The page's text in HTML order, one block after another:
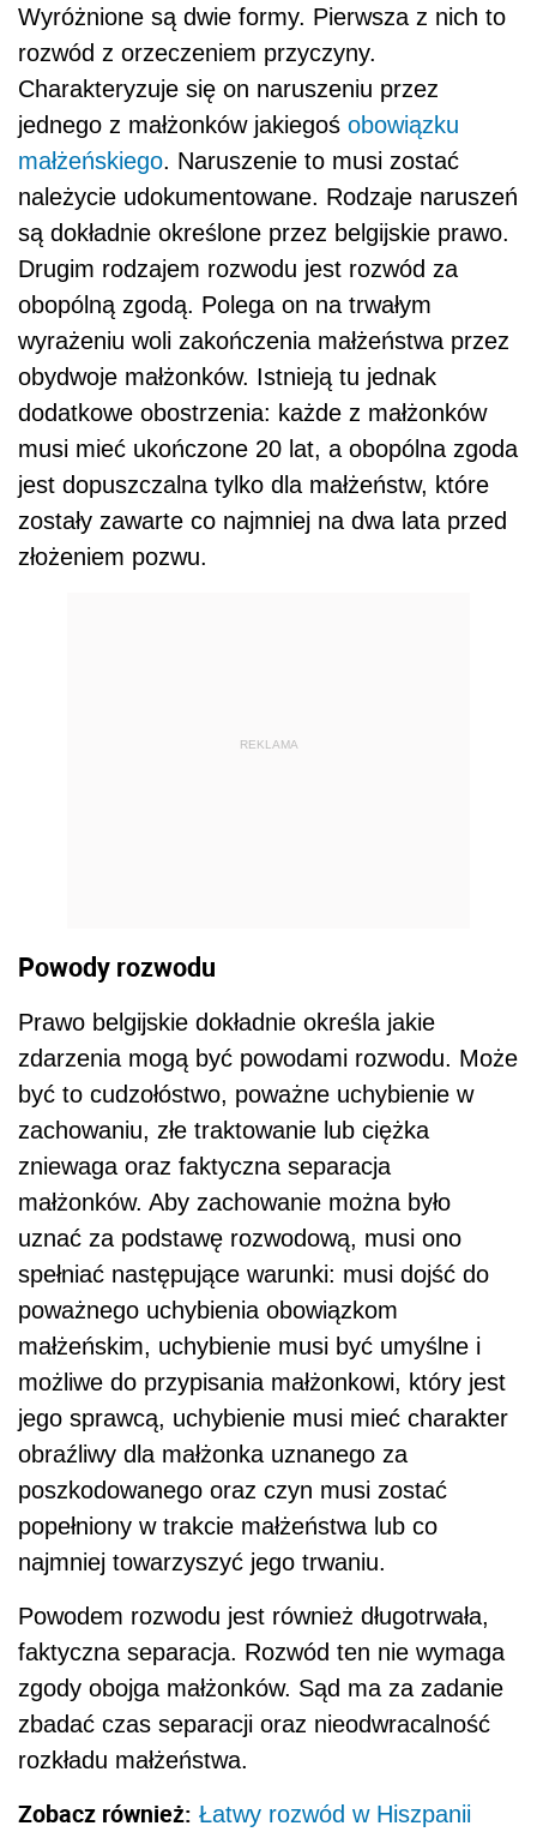
Wyróżnione są dwie formy. Pierwsza z nich to
rozwód z orzeczeniem przyczyny.
Charakteryzuje się on naruszeniu przez
jednego z małżonków jakiegoś obowiązku
małżeńskiego. Naruszenie to musi zostać
należycie udokumentowane. Rodzaje naruszeń
są dokładnie określone przez belgijskie prawo.
Drugim rodzajem rozwodu jest rozwód za
obopólną zgodą. Polega on na trwałym
wyrażeniu woli zakończenia małżeństwa przez
obydwoje małżonków. Istnieją tu jednak
dodatkowe obostrzenia: każde z małżonków
musi mieć ukończone 20 lat, a obopólna zgoda
jest dopuszczalna tylko dla małżeństw, które
zostały zawarte co najmniej na dwa lata przed
złożeniem pozwu.
REKLAMA
Powody rozwodu
Prawo belgijskie dokładnie określa jakie
zdarzenia mogą być powodami rozwodu. Może
być to cudzołóstwo, poważne uchybienie w
zachowaniu, złe traktowanie lub ciężka
zniewaga oraz faktyczna separacja
małżonków. Aby zachowanie można było
uznać za podstawę rozwodową, musi ono
spełniać następujące warunki: musi dojść do
poważnego uchybienia obowiązkom
małżeńskim, uchybienie musi być umyślne i
możliwe do przypisania małżonkowi, który jest
jego sprawcą, uchybienie musi mieć charakter
obraźliwy dla małżonka uznanego za
poszkodowanego oraz czyn musi zostać
popełniony w trakcie małżeństwa lub co
najmniej towarzyszyć jego trwaniu.
Powodem rozwodu jest również długotrwała,
faktyczna separacja. Rozwód ten nie wymaga
zgody obojga małżonków. Sąd ma za zadanie
zbadać czas separacji oraz nieodwracalność
rozkładu małżeństwa.
Zobacz również: Łatwy rozwód w Hiszpanii